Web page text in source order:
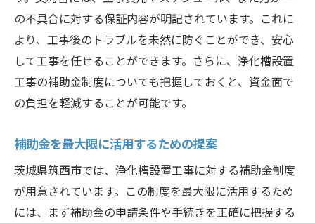
の不具合に対する保証内容が明記されています。これに
より、工事後のトラブルを未然に防ぐことができ、安心
して工事を任せることができます。さらに、浄化槽設置
工事の補助金制度についても把握しておくと、資金面で
の負担を軽減することが可能です。
補助金を最大限に活用するための提案
茨城県筑西市では、浄化槽設置工事に対する補助金制度
が用意されています。この制度を最大限に活用するため
には、まず補助金の申請条件や手続きを正確に把握する